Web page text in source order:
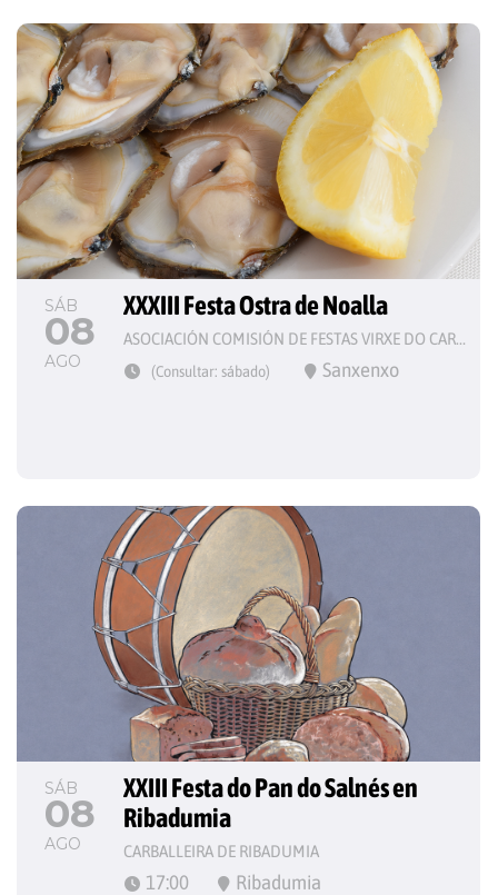
SÁB
08
AGO
XXXIII Festa Ostra de Noalla
ASOCIACIÓN COMISIÓN DE FESTAS VIRXE DO CARME
(Consultar: sábado) Sanxenxo
SÁB
08
AGO
XXIII Festa do Pan do Salnés en
Ribadumia
CARBALLEIRA DE RIBADUMIA
17:00 Ribadumia